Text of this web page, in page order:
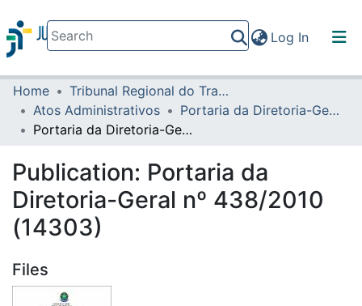
Log In(current)
Communities & Collections
All of DSpace
Home
Tribunal Regional do Trabalho da 16ª Região
Atos Administrativos
Portaria da Diretoria-Geral
Portaria da Diretoria-Geral nº 438/2010 (14303)
Publication: Portaria da
Diretoria-Geral nº 438/2010
(14303)
Files